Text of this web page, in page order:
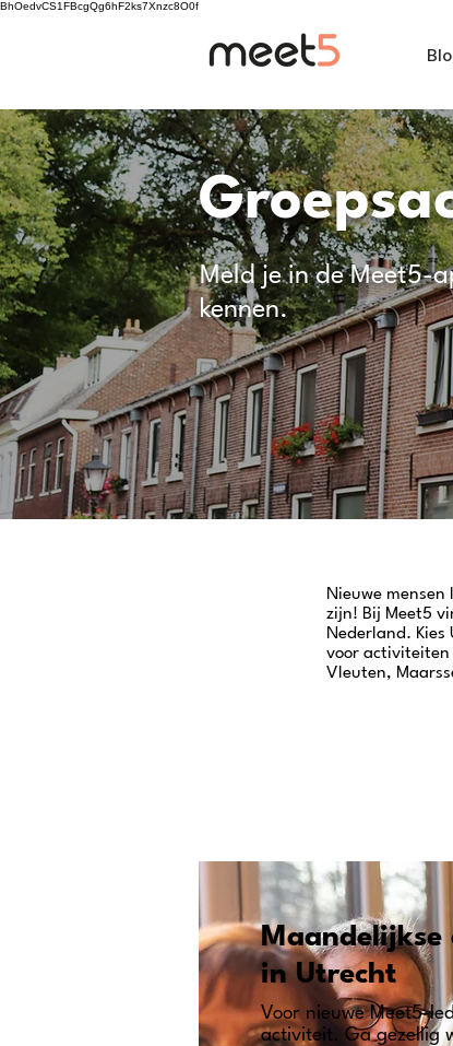
BhOedvCS1FBcgQg6hF2ks7Xnzc8O0f
Meld je in de Meet5-
kennen.
Nieuwe mensen
zijn! Bij Meet5
Nederland.
voor activiteiten
Vleuten,
in Utrecht
Voor nieuwe Meet5-
activiteit. Ga gezellig